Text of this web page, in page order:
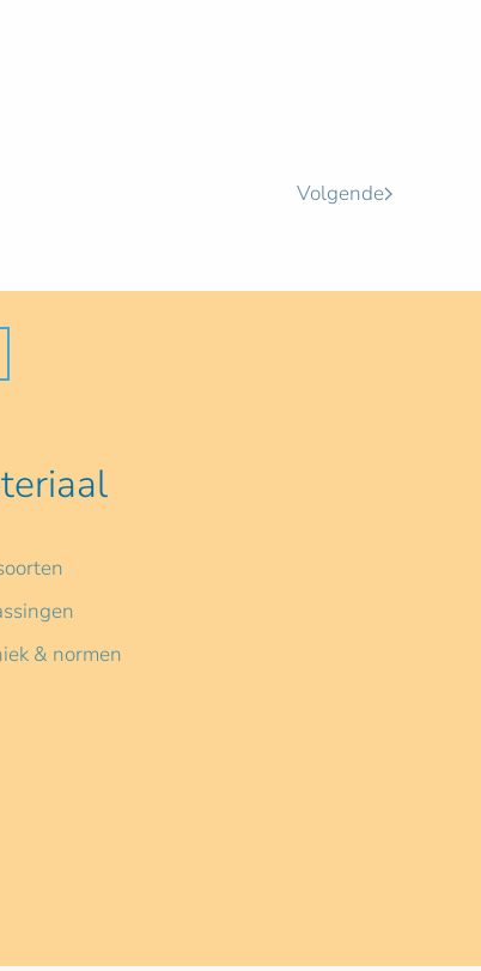
Volgende
& normen